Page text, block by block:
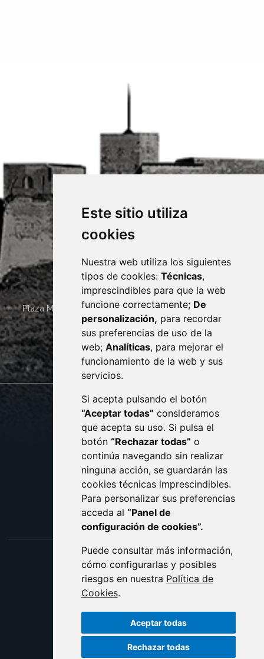
Este sitio utiliza
cookies
Nuestra web utiliza los siguientes
tipos de cookies: Técnicas,
imprescindibles para que la web
funcione correctamente; De
personalización, para recordar
sus preferencias de uso de la
web; Analíticas, para mejorar el
funcionamiento de la web y sus
servicios.
Si acepta pulsando el botón
“Aceptar todas” consideramos
que acepta su uso. Si pulsa el
botón “Rechazar todas” o
continúa navegando sin realizar
ninguna acción, se guardarán las
cookies técnicas imprescindibles.
Para personalizar sus preferencias
acceda al “Panel de
configuración de cookies”.
Puede consultar más información,
cómo configurarlas y posibles
riesgos en nuestra Política de
Cookies.
Aceptar todas
Rechazar todas
Plaza Mayor 4 22400 MONZÓN - ARAGÓN (ESPAÑA)
· (34) 974 400 700 ·
sac@monzon.es
monzon.es
CONTACTO
AVISO LEGAL
PROTECCIÓN DE DATOS
POLÍTICA DE COOKIES
ACCESIBILIDAD
ENLACE EXTERNO AL